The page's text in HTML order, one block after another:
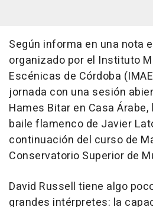
Según informa en una nota
organizado por el Instituto
Escénicas de Córdoba
jornada con una sesión
Hames Bitar en Casa
baile flamenco de Javier
continuación del curso de
Conservatorio Superior de
David Russell tiene algo
grandes intérpretes: la